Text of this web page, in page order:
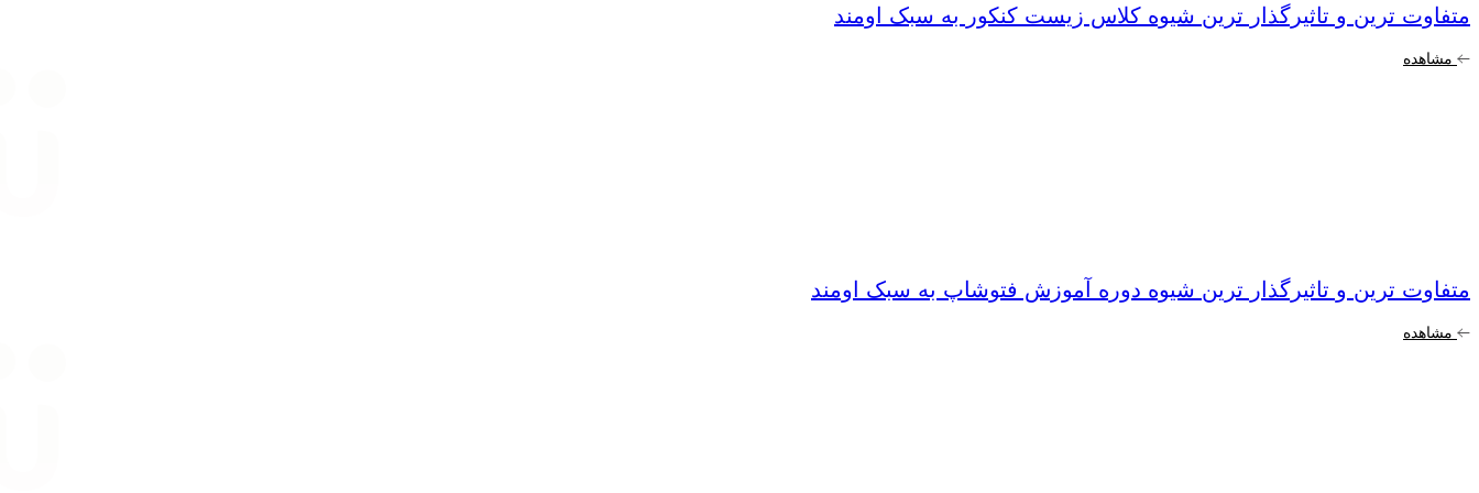
متفاوت ترین و تاثیرگذار ترین شیوه کلاس زیست کنکور به سبک اومند
مشاهده
متفاوت ترین و تاثیرگذار ترین شیوه دوره آموزش فتوشاپ به سبک اومند
مشاهده